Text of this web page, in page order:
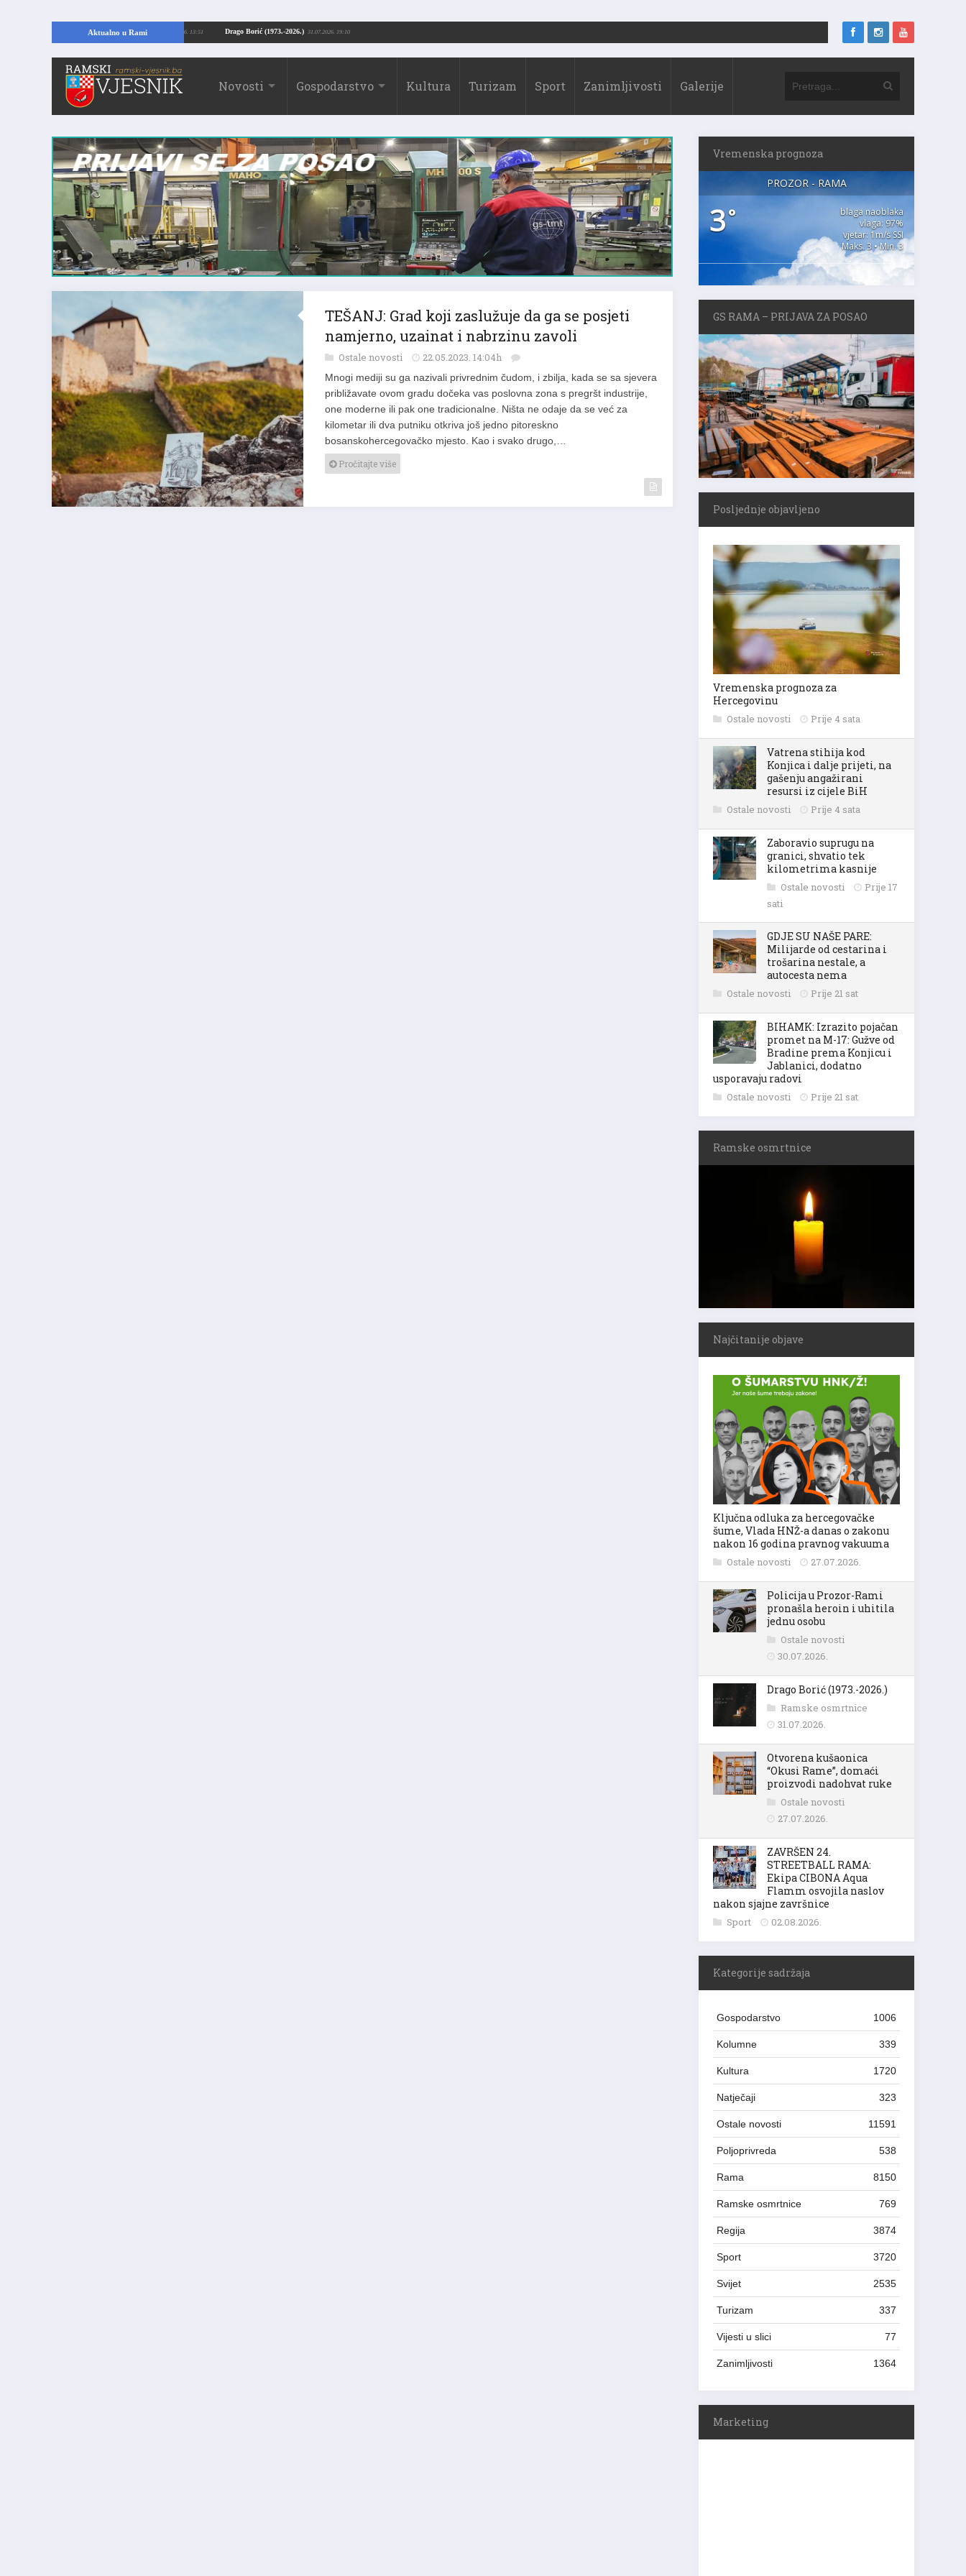
Aktualno u Rami Drago Borić (1973.-2026.) 31.07.2026. 19:10
temelje kuće, pronašao vrijedne arheološke ostatke 24.07.2026. 13:51
Novosti Gospodarstvo Kultura Turizam Sport Zanimljivosti Galerije
TEŠANJ: Grad koji zaslužuje da ga se posjeti
namjerno, uzainat i nabrzinu zavoli
Ostale novosti 22.05.2023. 14:04h
Mnogi mediji su ga nazivali privrednim čudom, i zbilja, kada se sa sjevera
približavate ovom gradu dočeka vas poslovna zona s pregršt industrije,
one moderne ili pak one tradicionalne. Ništa ne odaje da se već za
kilometar ili dva putniku otkriva još jedno pitoreskno
bosanskohercegovačko mjesto. Kao i svako drugo,…
Pročitajte više
Vremenska prognoza
PROZOR - RAMA
3°
blaga naoblaka
vlaga: 97%
vjetar: 1m/s SSI
Maks. 3 • Min. 3
GS RAMA – PRIJAVA ZA POSAO
Posljednje objavljeno
Vremenska prognoza za
Hercegovinu
Ostale novosti Prije 4 sata
Vatrena stihija kod
Konjica i dalje prijeti, na
gašenju angažirani
resursi iz cijele BiH
Ostale novosti Prije 4 sata
Zaboravio suprugu na
granici, shvatio tek
kilometrima kasnije
Ostale novosti
Prije 17
sati
GDJE SU NAŠE PARE:
Milijarde od cestarina i
trošarina nestale, a
autocesta nema
Ostale novosti Prije 21 sat
BIHAMK: Izrazito pojačan
promet na M-17: Gužve od
Bradine prema Konjicu i
Jablanici, dodatno
usporavaju radovi
Ostale novosti Prije 21 sat
Ramske osmrtnice
Najčitanije objave
Ključna odluka za hercegovačke
šume, Vlada HNŽ-a danas o zakonu
nakon 16 godina pravnog vakuuma
Ostale novosti 27.07.2026.
Policija u Prozor-Rami
pronašla heroin i uhitila
jednu osobu
Ostale novosti
30.07.2026.
Drago Borić (1973.-2026.)
Ramske osmrtnice
31.07.2026.
Otvorena kušaonica
“Okusi Rame”, domaći
proizvodi nadohvat ruke
Ostale novosti
27.07.2026.
ZAVRŠEN 24.
STREETBALL RAMA:
Ekipa CIBONA Aqua
Flamm osvojila naslov
nakon sjajne završnice
Sport 02.08.2026.
Kategorije sadržaja
Gospodarstvo 1006
Kolumne 339
Kultura 1720
Natječaji 323
Ostale novosti 11591
Poljoprivreda 538
Rama 8150
Ramske osmrtnice 769
Regija 3874
Sport 3720
Svijet 2535
Turizam 337
Vijesti u slici 77
Zanimljivosti 1364
Marketing